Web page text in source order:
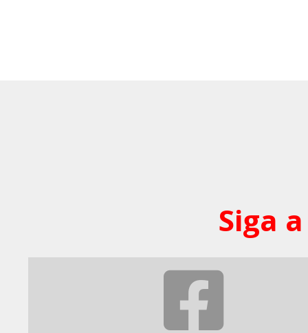
Siga